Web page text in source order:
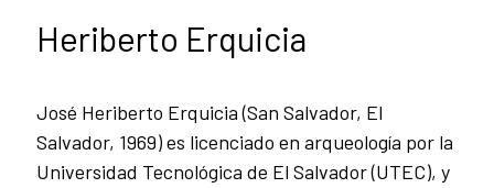
Heriberto Erquicia
José Heriberto Erquicia (San Salvador, El
Salvador, 1969) es licenciado en arqueología por la
Universidad Tecnológica de El Salvador (UTEC), y